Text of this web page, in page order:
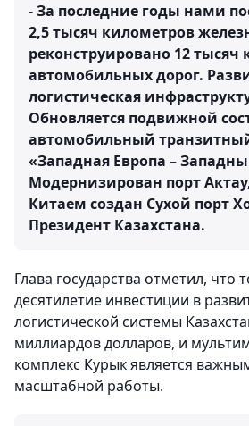
- За последние годы нами
2,5 тысяч километров
реконструировано 12 тысяч
автомобильных дорог.
логистическая
Обновляется подвижной
автомобильный
«Западная Европа –
Модернизирован порт
Китаем создан Сухой порт
Президент Казахстана.
Глава государства отметил, что
десятилетие инвестиции в
логистической системы
миллиардов долларов, и
комплекс Курык является
масштабной работы.